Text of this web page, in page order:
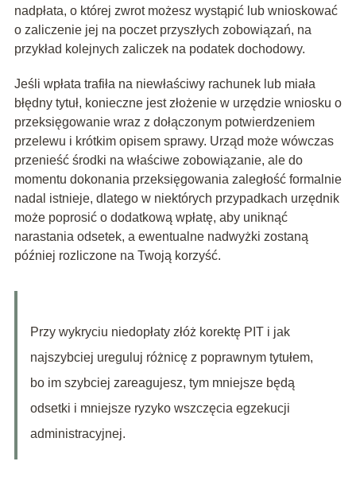
nadpłata, o której zwrot możesz wystąpić lub wnioskować
o zaliczenie jej na poczet przyszłych zobowiązań, na
przykład kolejnych zaliczek na podatek dochodowy.
Jeśli wpłata trafiła na niewłaściwy rachunek lub miała
błędny tytuł, konieczne jest złożenie w urzędzie wniosku o
przeksięgowanie wraz z dołączonym potwierdzeniem
przelewu i krótkim opisem sprawy. Urząd może wówczas
przenieść środki na właściwe zobowiązanie, ale do
momentu dokonania przeksięgowania zaległość formalnie
nadal istnieje, dlatego w niektórych przypadkach urzędnik
może poprosić o dodatkową wpłatę, aby uniknąć
narastania odsetek, a ewentualne nadwyżki zostaną
później rozliczone na Twoją korzyść.
Przy wykryciu niedopłaty złóż korektę PIT i jak
najszybciej ureguluj różnicę z poprawnym tytułem,
bo im szybciej zareagujesz, tym mniejsze będą
odsetki i mniejsze ryzyko wszczęcia egzekucji
administracyjnej.